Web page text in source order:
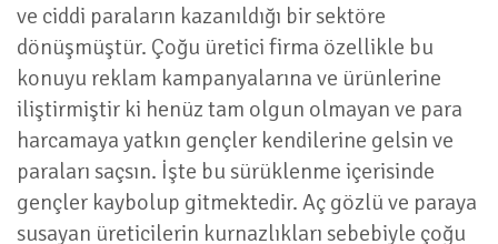
ve ciddi paraların kazanıldığı bir sektöre
dönüşmüştür. Çoğu üretici firma özellikle bu
konuyu reklam kampanyalarına ve ürünlerine
iliştirmiştir ki henüz tam olgun olmayan ve para
harcamaya yatkın gençler kendilerine gelsin ve
paraları saçsın. İşte bu sürüklenme içerisinde
gençler kaybolup gitmektedir. Aç gözlü ve paraya
susayan üreticilerin kurnazlıkları sebebiyle çoğu